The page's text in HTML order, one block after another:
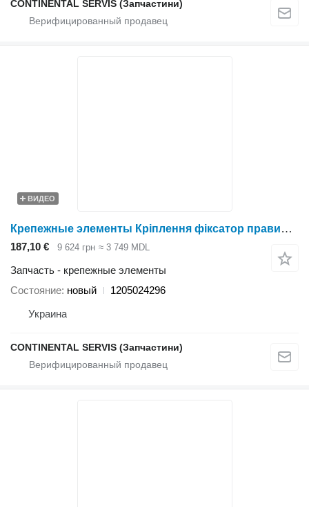
CONTINENTAL SERVIS (Запчастини)
ВИДЕО
Крепежные элементы Кріплення фіксатор правий 1205024296 для жатки зерновой Holmer
187,10 € 9 624 грн ≈ 3 749 MDL
Запчасть - крепежные элементы
Состояние новый
1205024296
Украина
CONTINENTAL SERVIS (Запчастини)